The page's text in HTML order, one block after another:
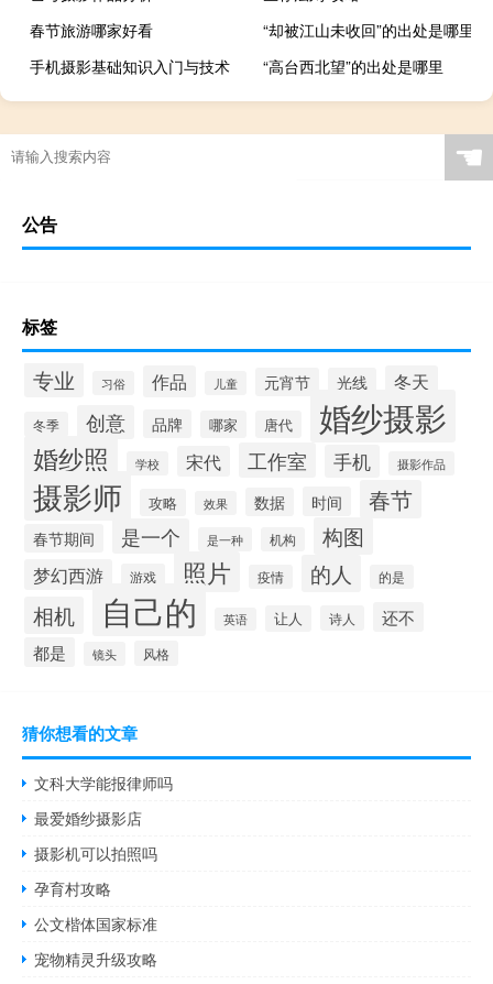
春节旅游哪家好看
“却被江山未收回”的出处是哪里
手机摄影基础知识入门与技术
“高台西北望”的出处是哪里
☚
公告
标签
专业 习俗 作品 儿童 元宵节 光线 冬天
冬季 创意 品牌 哪家 唐代 婚纱摄影
婚纱照 学校 宋代 工作室 手机 摄影作品
摄影师 攻略 效果 数据 时间 春节
春节期间 是一个 是一种 机构 构图
梦幻西游 游戏 照片 疫情 的人 的是
相机 自己的 英语 让人 诗人
还不
都是
镜头 风格
猜你想看的文章
文科大学能报律师吗
最爱婚纱摄影店
摄影机可以拍照吗
孕育村攻略
公文楷体国家标准
宠物精灵升级攻略